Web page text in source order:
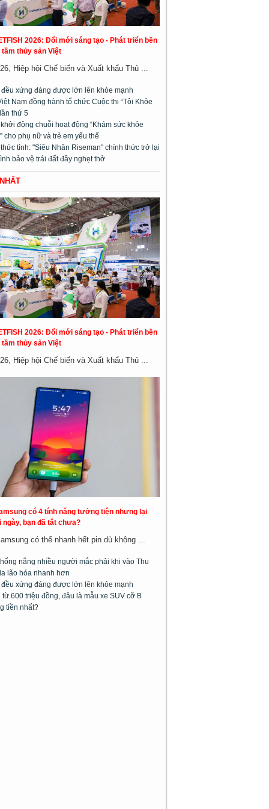
2026: Đổi mới sáng tạo - Phát triển bền
thủy sản Việt
Hiệp hội Chế biến và Xuất khẩu Thủ ...
đều xứng đáng được lớn lên khỏe mạnh
Nam đồng hành tổ chức Cuộc thi “Tôi Khỏe
thứ 5
động chuỗi hoạt động “Khám sức khỏe
cho phụ nữ và trẻ em yếu thế
tỉnh: "Siêu Nhân Riseman" chính thức trở lại
bảo vệ trái đất đầy nghẹt thở
2026: Đổi mới sáng tạo - Phát triển bền
thủy sản Việt
Hiệp hội Chế biến và Xuất khẩu Thủ ...
có 4 tính năng tưởng tiện nhưng lại
ngày, bạn đã tắt chưa?
có thể nhanh hết pin dù không ...
nắng nhiều người mắc phải khi vào Thu
lão hóa nhanh hơn
đều xứng đáng được lớn lên khỏe mạnh
từ 600 triệu đồng, đâu là mẫu xe SUV cỡ B
tiền nhất?